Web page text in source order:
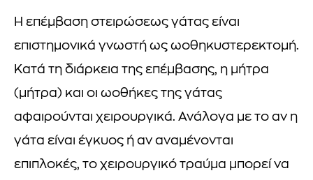
Η επέμβαση στειρώσεως γάτας είναι
επιστημονικά γνωστή ως ωοθηκυστερεκτομή.
Κατά τη διάρκεια της επέμβασης, η μήτρα
(μήτρα) και οι ωοθήκες της γάτας
αφαιρούνται χειρουργικά. Ανάλογα με το αν η
γάτα είναι έγκυος ή αν αναμένονται
επιπλοκές, το χειρουργικό τραύμα μπορεί να